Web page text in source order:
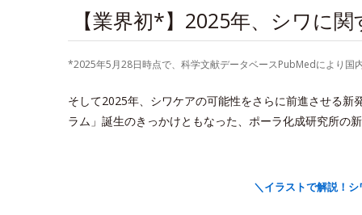
【業界初*】2025年、シワに
*2025年5月28日時点で、科学文献データベースPubMedにより国
そして2025年、シワケアの可能性をさらに前進させる
ラム」誕生のきっかけともなった、ポーラ化成研究所の
＼イラストで解説！